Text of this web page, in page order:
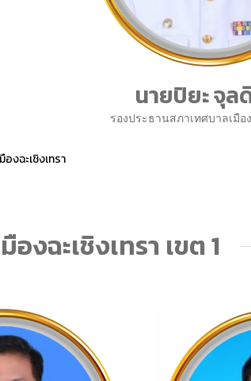
นายปิยะ จุล
รองประธานสภาเทศบาลเมือ
งฉะเชิงเทรา
งฉะเชิงเทรา เขต 1